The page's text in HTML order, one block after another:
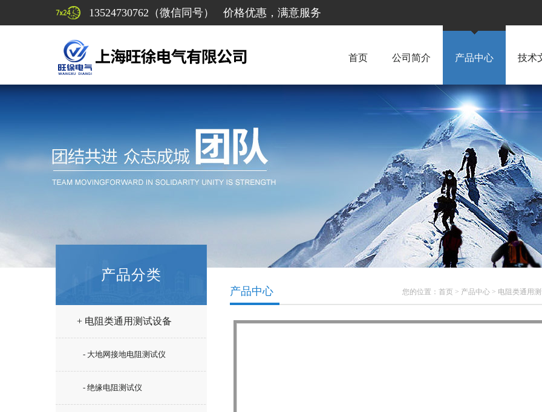
13524730762（微信同号） 价格优惠，满意服务
首页 公司简介 产品中心 技术
产品分类
+ 电阻类通用测试设备
- 大地网接地电阻测试仪
- 绝缘电阻测试仪
您的位置： 首页 > 产品中心 > 电阻类通用
产品中心